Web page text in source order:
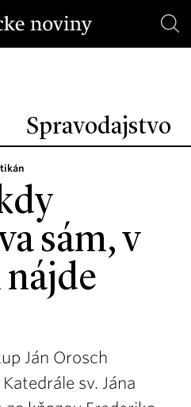
Spravodajstvo
sám, v
Ján Orosch
sv. Jána